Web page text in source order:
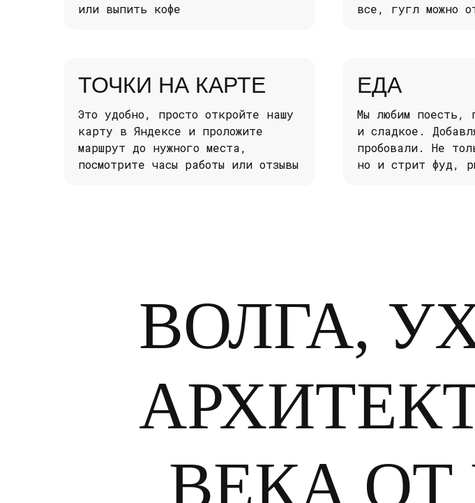
или выпить кофе
все, гугл можно
ТОЧКИ НА КАРТЕ
Это удобно, просто откройте нашу
карту в Яндексе и проложите
маршрут до нужного места,
посмотрите часы работы или отзывы
ЕДА
Мы любим поесть,
и сладкое.
пробовали. Не
но и стрит фуд,
ВОЛГА,
ВЕКА